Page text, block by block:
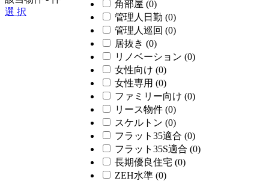
角部屋 (0)
管理人日勤 (0)
管理人巡回 (0)
居抜き (0)
リノベーション (0)
女性向け (0)
女性専用 (0)
ファミリー向け (0)
リース物件 (0)
スケルトン (0)
フラット35適合 (0)
フラット35S適合 (0)
長期優良住宅 (0)
ZEH水準 (0)
選 択